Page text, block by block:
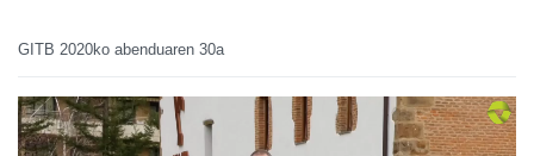
GITB 2020ko abenduaren 30a